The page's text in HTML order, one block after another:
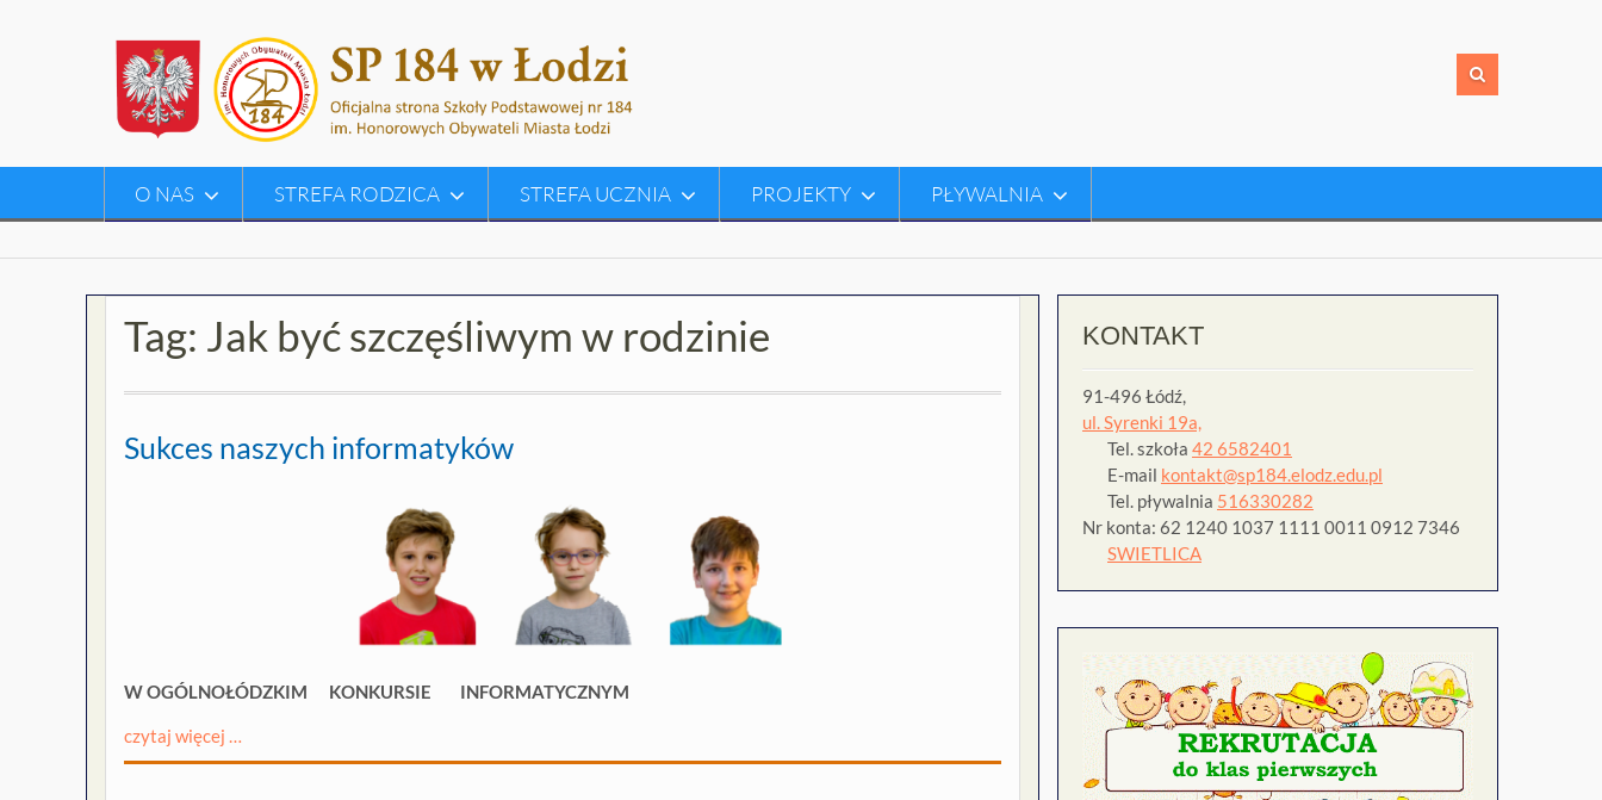
O NAS STREFA RODZICA STREFA UCZNIA PROJEKTY PŁYWALNIA
Tag: Jak być szczęśliwym w rodzinie
Sukces naszych informatyków
W OGÓLNOŁÓDZKIM KONKURSIE INFORMATYCZNYM
czytaj więcej …
KONTAKT
91-496 Łódź,
ul. Syrenki 19a,
Tel. szkoła 42 6582401
E-mail kontakt@sp184.elodz.edu.pl
Tel. pływalnia 516330282
Nr konta: 62 1240 1037 1111 0011 0912 7346
SWIETLICA